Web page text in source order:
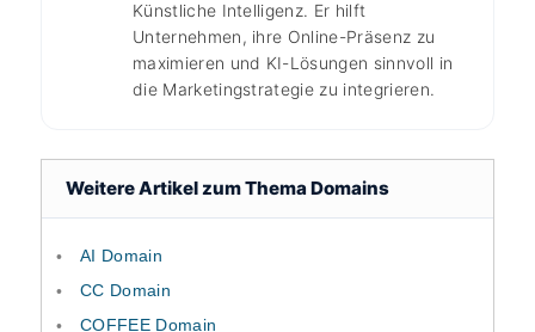
Künstliche Intelligenz. Er hilft
Unternehmen, ihre Online-Präsenz zu
maximieren und KI-Lösungen sinnvoll in
die Marketingstrategie zu integrieren.
Weitere Artikel zum Thema Domains
AI Domain
CC Domain
COFFEE Domain